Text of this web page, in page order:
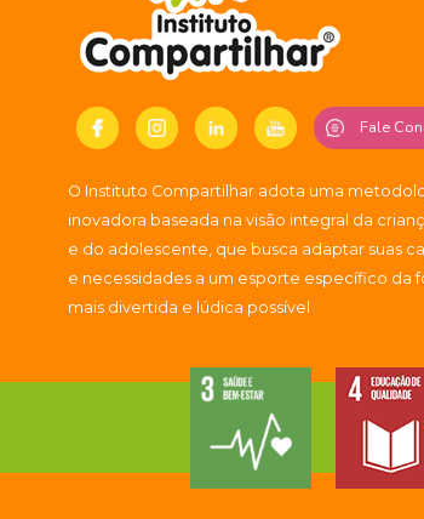
Fale
O Instituto Compartilhar adota uma
inovadora baseada na visão integral da
e do adolescente, que busca adaptar suas
e necessidades a um esporte específico da
mais divertida e lúdica possível